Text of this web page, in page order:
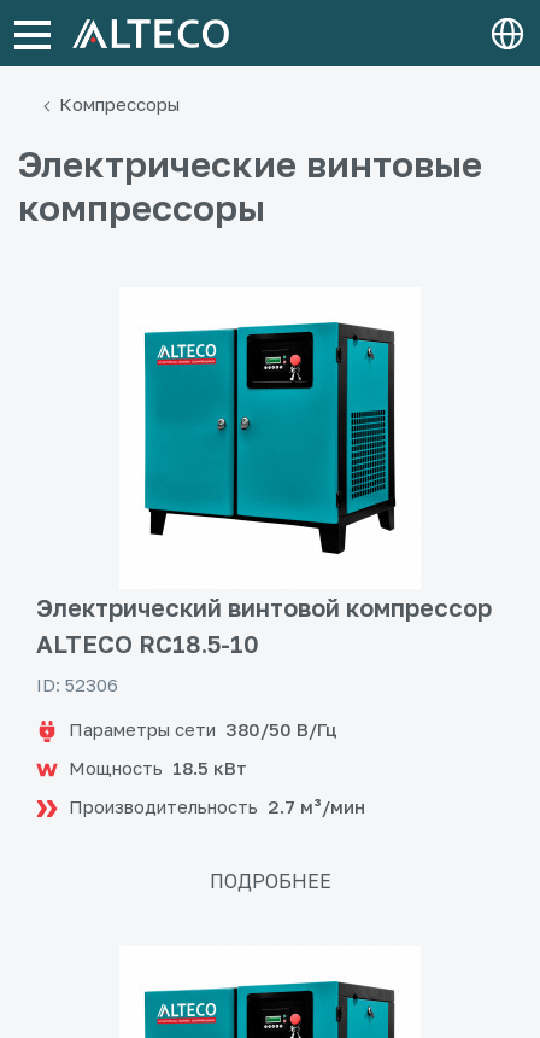
Компрессоры
Электрические винтовые
компрессоры
Электрический винтовой компрессор
ALTECO RC18.5-10
ID: 52306
Параметры сети 380/50 В/Гц
Мощность 18.5 кВт
Производительность 2.7 м³/мин
ПОДРОБНЕЕ